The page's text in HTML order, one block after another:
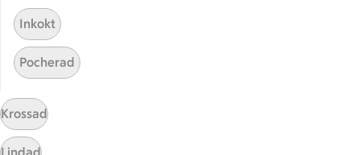
Handla online
ICAs matkasse
Catering
Apotek Hjärtat
Handla som företag
Gaston
Inkokt
Pocherad
Krossad